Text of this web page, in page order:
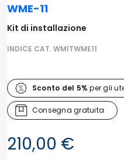
WME-11
Kit di installazione
INDICE CAT. WMITWME11
Sconto del 5% per gli
Consegna gratuita
210,00 €